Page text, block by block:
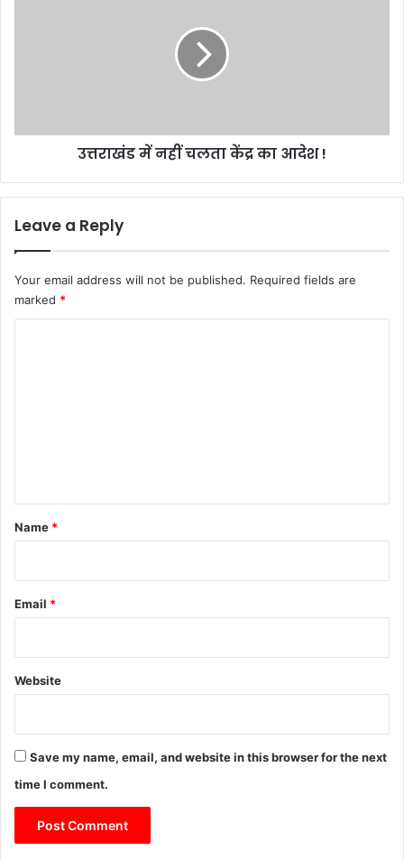
उत्तराखंड में नहीं चलता केंद्र का आदेश !
Leave a Reply
Your email address will not be published. Required fields are
marked *
*
Name *
Email *
Website
Save my name, email, and website in this browser for the next
time I comment.